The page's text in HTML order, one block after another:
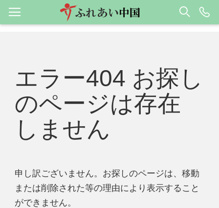
エラー404 お探し
のページは存在
しません
申し訳ございません。お探しのページは、移動
または削除された等の理由により表示すること
ができません。